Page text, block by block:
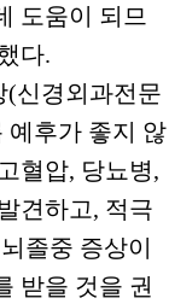
도움이 되므
다.
(신경외과전문
예후가 좋지 않
혈압, 당뇨병,
견하고, 적극
졸중 증상이
받을 것을 권